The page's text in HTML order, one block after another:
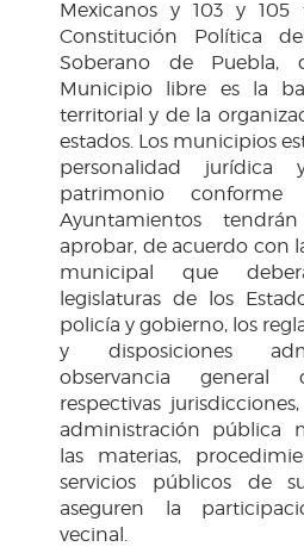
Mexicanos y 103 y
Constitución Política
Soberano de Puebla,
Municipio libre es la
territorial y de la
estados. Los municipios
personalidad jurídica
patrimonio
Ayuntamientos
aprobar, de acuerdo con
municipal que
legislaturas de los
policía y gobierno, los
y disposiciones
observancia
respectivas
administración pública
las materias,
servicios públicos de
aseguren la
vecinal.